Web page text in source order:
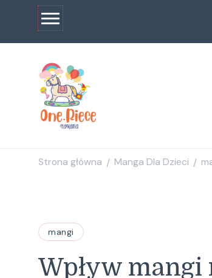
Strona główna / Manga Dla Dzieci /
mangi
Wpływ